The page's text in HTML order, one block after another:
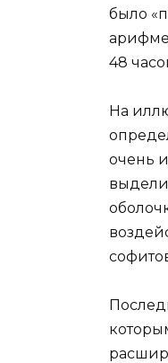
было
48
На
очень